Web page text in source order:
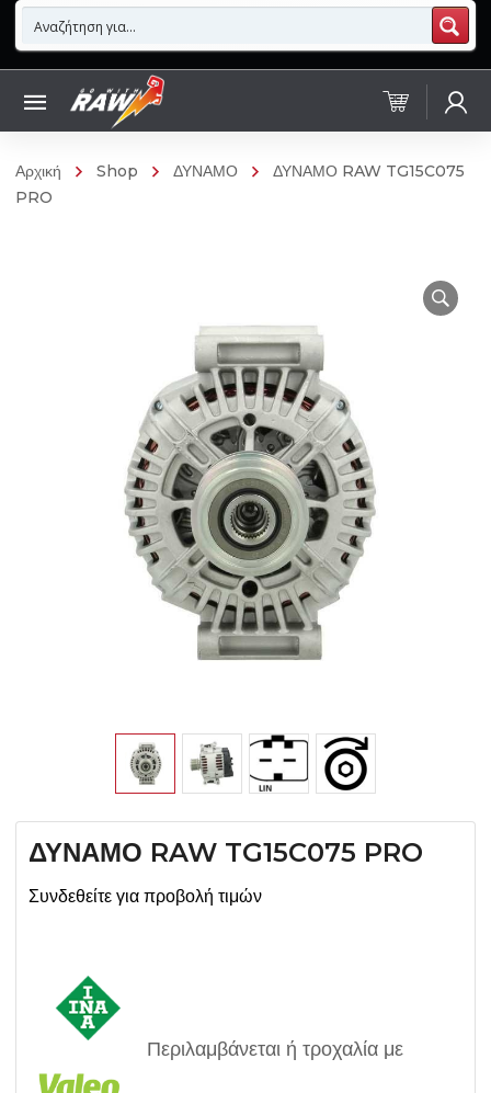
Αρχική Shop ΔΥΝΑΜΟ
ΔΥΝΑΜΟ RAW TG15C075
PRO
ΔΥΝΑΜΟ RAW TG15C075 PRO
Συνδεθείτε για προβολή τιμών
Περιλαμβάνεται ή τροχαλία με